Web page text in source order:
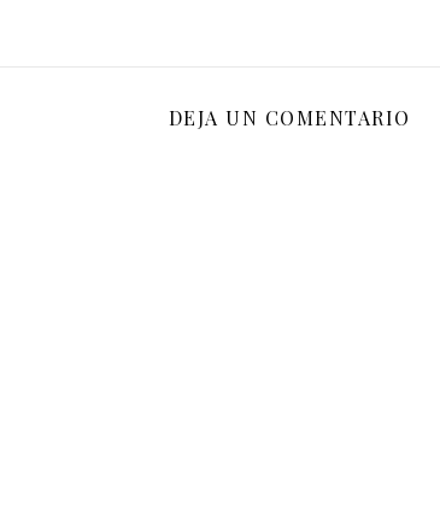
DEJA UN COMENTARIO